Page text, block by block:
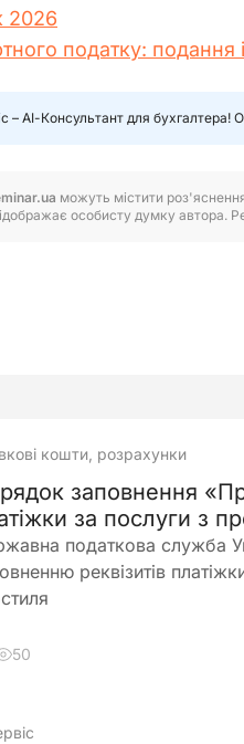
2026
податку: подання
– АІ-Консультант для
можуть містити
особисту думку автора.
кошти, розрахунки
заповнення
за послуги з
податкова служба
реквізитів
50